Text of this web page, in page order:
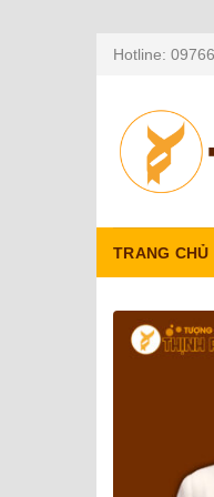
SkipHotline:
TRANG CHỦ